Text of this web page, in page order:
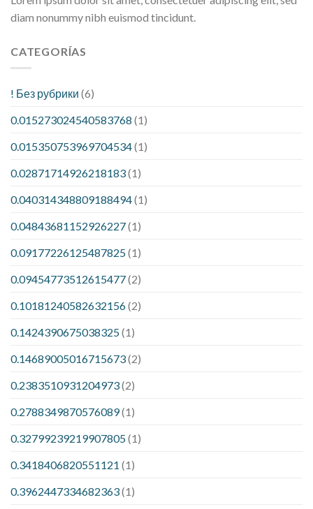
diam nonummy nibh euismod tincidunt.
CATEGORÍAS
! Без рубрики (6)
0.015273024540583768 (1)
0.015350753969704534(1)
0.02871714926218183(1)
0.040314348809188494(1)
0.04843681152926227(1)
0.09177226125487825(1)
0.09454773512615477(2)
0.10181240582632156(2)
0.1424390675038325(1)
0.14689005016715673(2)
0.2383510931204973(2)
0.2788349870576089(1)
0.32799239219907805(1)
0.3418406820551121 (1)
0.3962447334682363(1)